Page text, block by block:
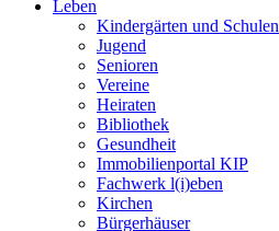
Leben
Kindergärten und Schulen
Jugend
Senioren
Vereine
Heiraten
Bibliothek
Gesundheit
Immobilienportal KIP
Fachwerk l(i)eben
Kirchen
Bürgerhäuser